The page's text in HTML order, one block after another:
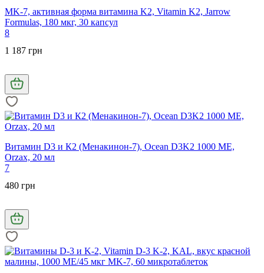
MK-7, активная форма витамина K2, Vitamin K2, Jarrow
Formulas, 180 мкг, 30 капсул
8
1 187 грн
Витамин D3 и К2 (Менакинон-7), Ocean D3K2 1000 МЕ,
Orzax, 20 мл
7
480 грн